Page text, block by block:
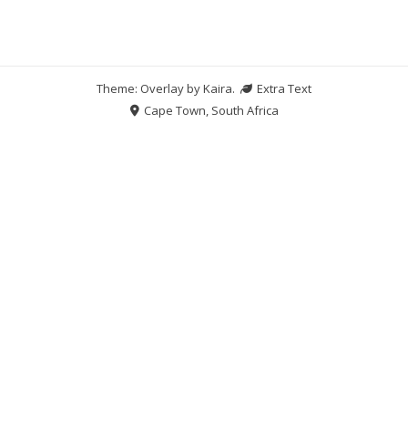
Theme: Overlay byKaira.
Extra Text
Cape Town, South Africa